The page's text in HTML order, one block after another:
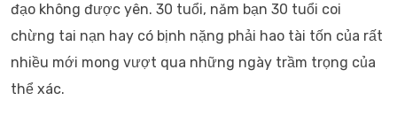
đạo không được yên. 30 tuổi, năm bạn 30 tuổi coi
chừng tai nạn hay có bịnh nặng phải hao tài tốn của rất
nhiều mới mong vượt qua những ngày trầm trọng của
thể xác.